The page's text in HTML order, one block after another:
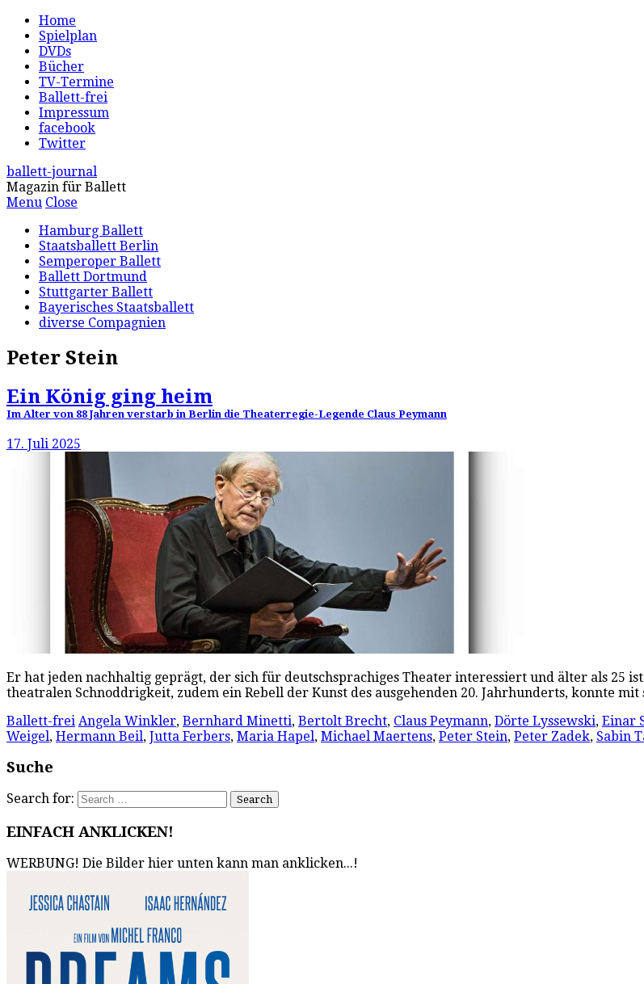
Home
Spielplan
DVDs
Bücher
TV-Termine
Ballett-frei
Impressum
facebook
Twitter
ballett-journal
Magazin für Ballett
Menu Close
Hamburg Ballett
Staatsballett Berlin
Semperoper Ballett
Ballett Dortmund
Stuttgarter Ballett
Bayerisches Staatsballett
diverse Compagnien
Peter Stein
Ein König ging heim
Im Alter von 88 Jahren verstarb in Berlin die Theaterregie-Legende Claus Peymann
17. Juli 2025
Er hat jeden nachhaltig geprägt, der sich für deutschsprachiges Theater interessiert und älter als 25
theatralen Schnoddrigkeit, zudem ein Rebell der Kunst des ausgehenden 20. Jahrhunderts, konnte
Ballett-frei Angela Winkler, Bernhard Minetti, Bertolt Brecht, Claus Peymann, Dörte Lyssewski, Einar
Weigel, Hermann Beil, Jutta Ferbers, Maria Hapel, Michael Maertens, Peter Stein, Peter Zadek, Sabin
Suche
Search for:
EINFACH ANKLICKEN!
WERBUNG! Die Bilder hier unten kann man anklicken...!